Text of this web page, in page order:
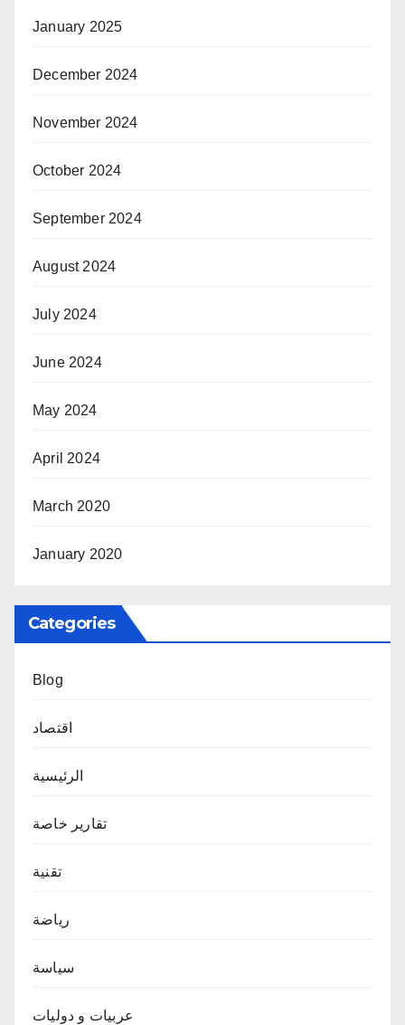
January 2025
December 2024
November 2024
October 2024
September 2024
August 2024
July 2024
June 2024
May 2024
April 2024
March 2020
January 2020
Categories
Blog
اقتصاد
الرئيسية
تقارير خاصة
تقنية
رياضة
سياسة
عربيات و دوليات